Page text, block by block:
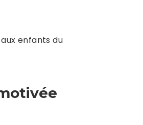
enfants du